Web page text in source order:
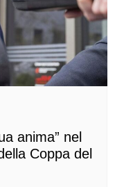
anima” nel
Coppa del